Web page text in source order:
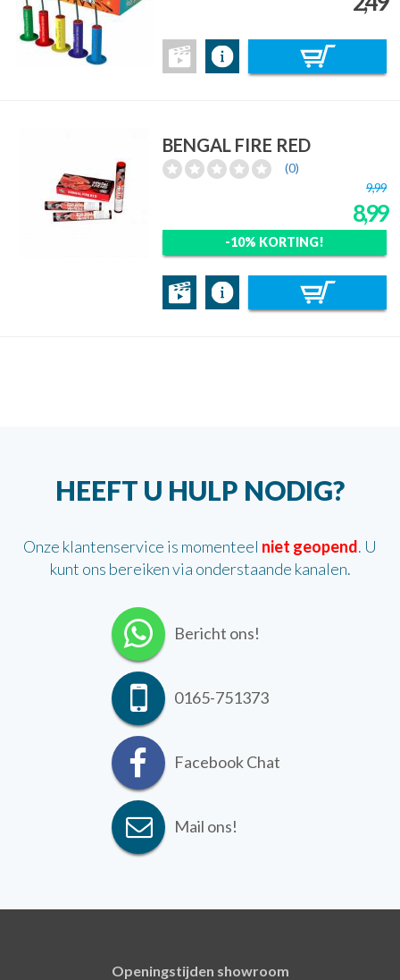
BENGAL FIRE RED
(0)
9,99
8,99
-10% KORTING!
HEEFT U HULP NODIG?
Onze klantenservice is momenteel niet geopend. U
kunt ons bereiken via onderstaande kanalen.
Bericht ons!
0165-751373
Facebook Chat
Mail ons!
Openingstijden showroom